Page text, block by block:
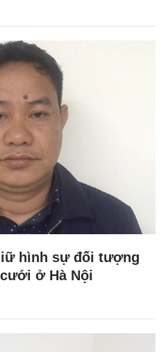
hình sự đối tượng
ở Hà Nội